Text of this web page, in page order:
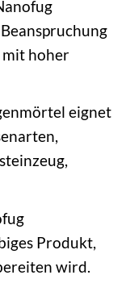
mit hoher
eignet
Produkt,
wird.